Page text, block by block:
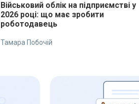
Військовий облік на підприємстві у
2026 році: що має зробити
роботодавець
Тамара Побочій